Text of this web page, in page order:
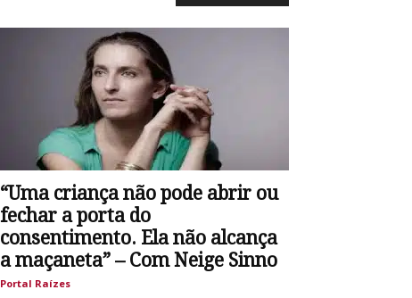
“Uma criança não pode abrir ou
fechar a porta do
consentimento. Ela não alcança
a maçaneta” – Com Neige Sinno
Portal Raízes